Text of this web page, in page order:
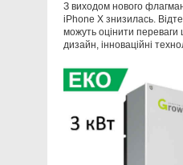
З виходом нового
iPhone X знизилась.
можуть оцінити переваги
дизайн, інноваційні